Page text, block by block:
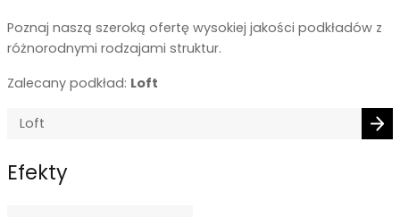
Poznaj naszą szeroką ofertę wysokiej jakości podkładów z
różnorodnymi rodzajami struktur.
Zalecany podkład: Loft
Efekty